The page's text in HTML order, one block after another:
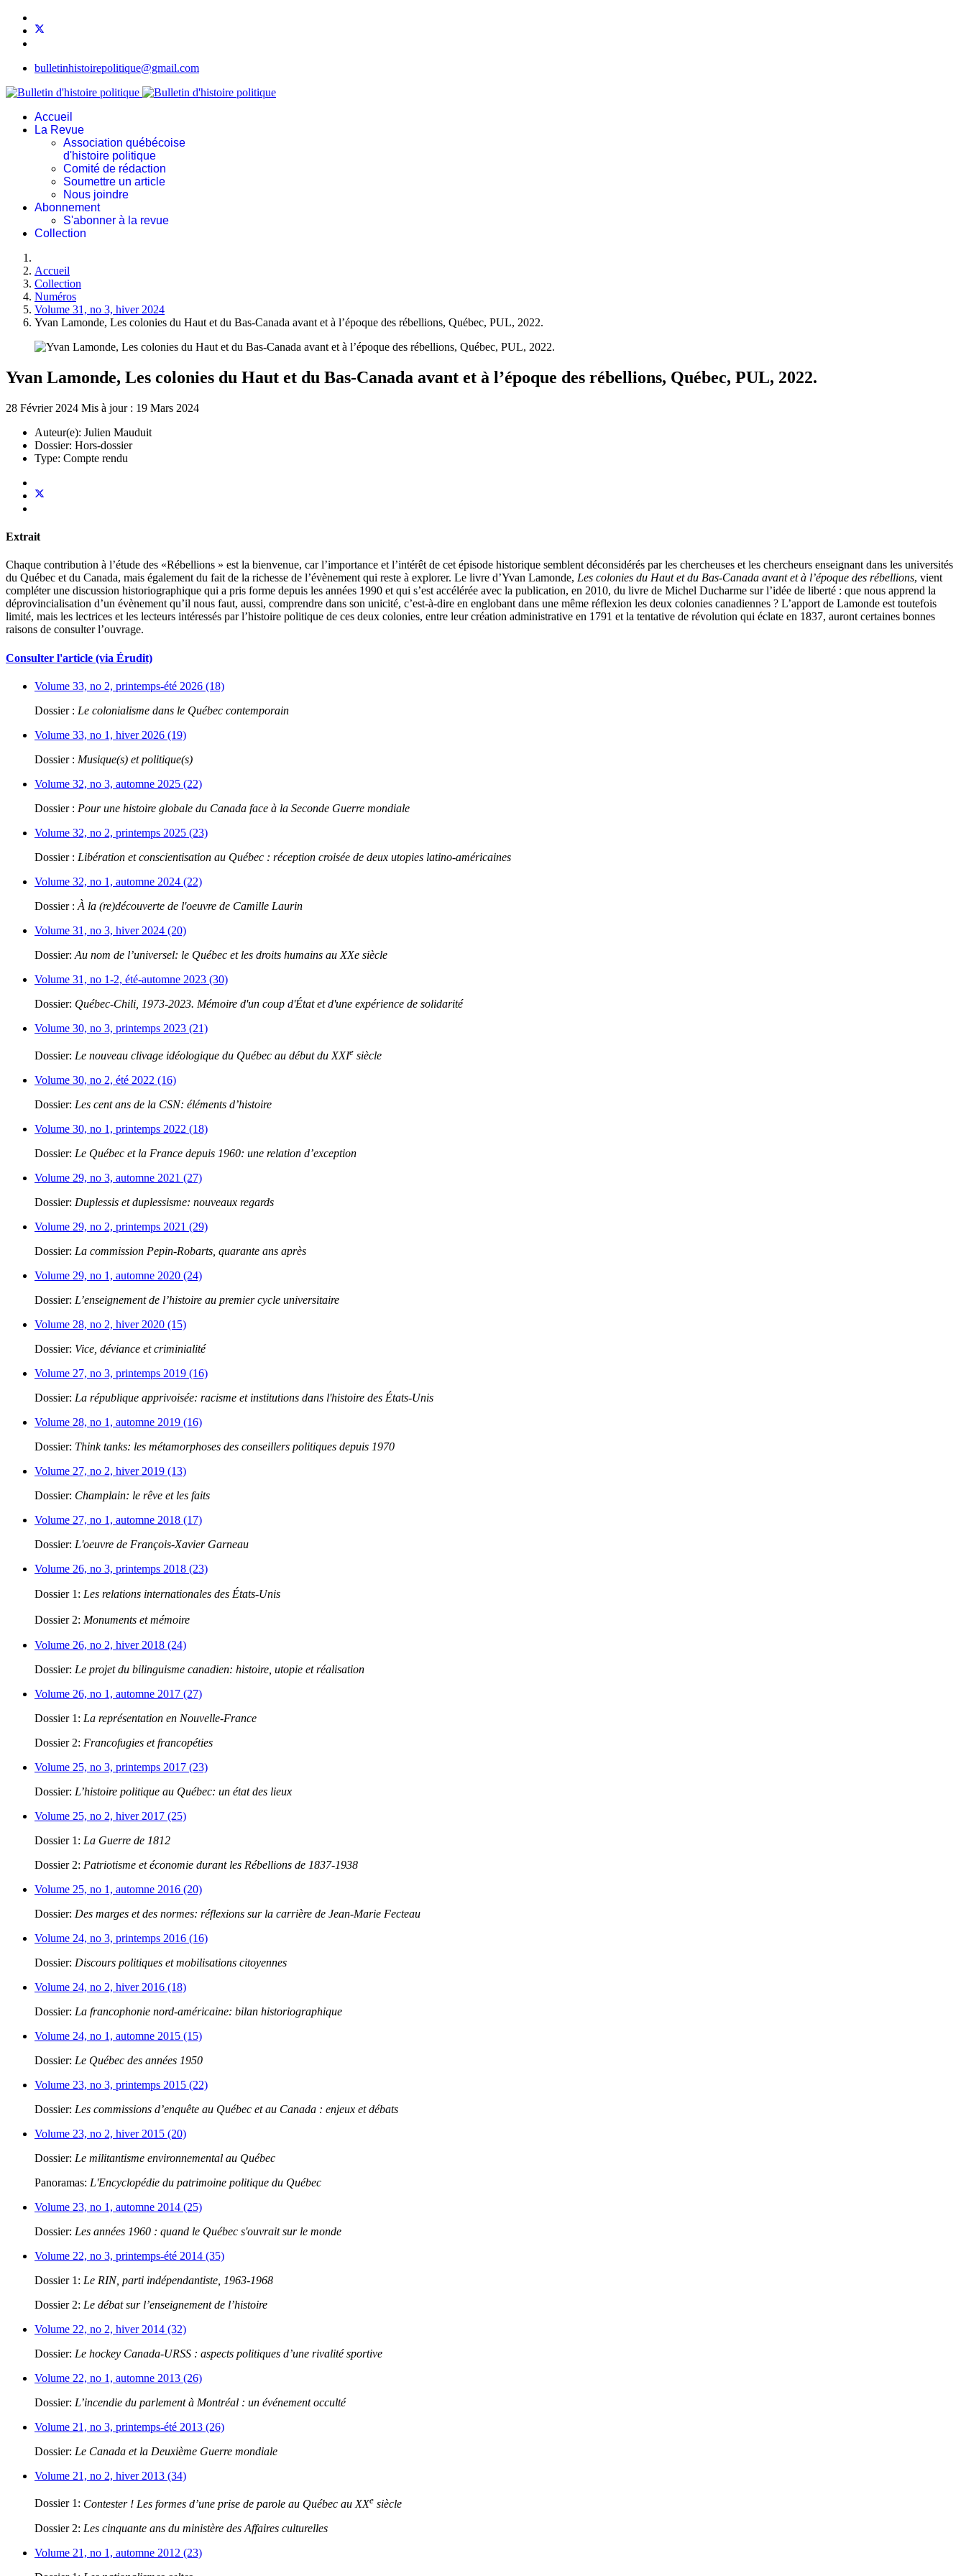
bulletinhistoirepolitique@gmail.com
Accueil
La Revue
Association québécoise
d'histoire politique
Comité de rédaction
Soumettre un article
Nous joindre
Abonnement
S'abonner à la revue
Collection
Accueil
Collection
Numéros
Volume 31, no 3, hiver 2024
Yvan Lamonde, Les colonies du Haut et du Bas-Canada avant et à l’époque des rébellions, Québec, PUL, 2022.
Yvan Lamonde, Les colonies du Haut et du Bas-Canada avant et à l’époque des rébellions, Québec, PUL, 2022.
28 Février 2024 Mis à jour : 19 Mars 2024
Auteur(e): Julien Mauduit
Dossier: Hors-dossier
Type: Compte rendu
Extrait
Chaque contribution à l’étude des «Rébellions » est la bienvenue, car l’importance et l’intérêt de cet épisode historique semblent déconsidérés par les chercheuses et les chercheurs enseignant dans les universités
du Québec et du Canada, mais également du fait de la richesse de l’évènement qui reste à explorer. Le livre d’Yvan Lamonde, Les colonies du Haut et du Bas-Canada avant et à l’époque des rébellions, vient
compléter une discussion historiographique qui a pris forme depuis les années 1990 et qui s’est accélérée avec la publication, en 2010, du livre de Michel Ducharme sur l’idée de liberté : que nous apprend la
déprovincialisation d’un évènement qu’il nous faut, aussi, comprendre dans son unicité, c’est-à-dire en englobant dans une même réflexion les deux colonies canadiennes ? L’apport de Lamonde est toutefois
limité, mais les lectrices et les lecteurs intéressés par l’histoire politique de ces deux colonies, entre leur création administrative en 1791 et la tentative de révolution qui éclate en 1837, auront certaines bonnes
raisons de consulter l’ouvrage.
Consulter l'article (via Érudit)
Volume 33, no 2, printemps-été 2026 (18)
Dossier : Le colonialisme dans le Québec contemporain
Volume 33, no 1, hiver 2026 (19)
Dossier : Musique(s) et politique(s)
Volume 32, no 3, automne 2025 (22)
Dossier : Pour une histoire globale du Canada face à la Seconde Guerre mondiale
Volume 32, no 2, printemps 2025 (23)
Dossier : Libération et conscientisation au Québec : réception croisée de deux utopies latino-américaines
Volume 32, no 1, automne 2024 (22)
Dossier : À la (re)découverte de l'oeuvre de Camille Laurin
Volume 31, no 3, hiver 2024 (20)
Dossier: Au nom de l’universel: le Québec et les droits humains au XXe siècle
Volume 31, no 1-2, été-automne 2023 (30)
Dossier: Québec-Chili, 1973-2023. Mémoire d'un coup d'État et d'une expérience de solidarité
Volume 30, no 3, printemps 2023 (21)
Dossier: Le nouveau clivage idéologique du Québec au début du XXIe siècle
Volume 30, no 2, été 2022 (16)
Dossier: Les cent ans de la CSN: éléments d’histoire
Volume 30, no 1, printemps 2022 (18)
Dossier: Le Québec et la France depuis 1960: une relation d’exception
Volume 29, no 3, automne 2021 (27)
Dossier: Duplessis et duplessisme: nouveaux regards
Volume 29, no 2, printemps 2021 (29)
Dossier: La commission Pepin-Robarts, quarante ans après
Volume 29, no 1, automne 2020 (24)
Dossier: L’enseignement de l’histoire au premier cycle universitaire
Volume 28, no 2, hiver 2020 (15)
Dossier: Vice, déviance et criminialité
Volume 27, no 3, printemps 2019 (16)
Dossier: La république apprivoisée: racisme et institutions dans l'histoire des États-Unis
Volume 28, no 1, automne 2019 (16)
Dossier: Think tanks: les métamorphoses des conseillers politiques depuis 1970
Volume 27, no 2, hiver 2019 (13)
Dossier: Champlain: le rêve et les faits
Volume 27, no 1, automne 2018 (17)
Dossier: L'oeuvre de François-Xavier Garneau
Volume 26, no 3, printemps 2018 (23)
Dossier 1: Les relations internationales des États-Unis
Dossier 2: Monuments et mémoire
Volume 26, no 2, hiver 2018 (24)
Dossier: Le projet du bilinguisme canadien: histoire, utopie et réalisation
Volume 26, no 1, automne 2017 (27)
Dossier 1: La représentation en Nouvelle-France
Dossier 2: Francofugies et francopéties
Volume 25, no 3, printemps 2017 (23)
Dossier: L’histoire politique au Québec: un état des lieux
Volume 25, no 2, hiver 2017 (25)
Dossier 1: La Guerre de 1812
Dossier 2: Patriotisme et économie durant les Rébellions de 1837-1938
Volume 25, no 1, automne 2016 (20)
Dossier: Des marges et des normes: réflexions sur la carrière de Jean-Marie Fecteau
Volume 24, no 3, printemps 2016 (16)
Dossier: Discours politiques et mobilisations citoyennes
Volume 24, no 2, hiver 2016 (18)
Dossier: La francophonie nord-américaine: bilan historiographique
Volume 24, no 1, automne 2015 (15)
Dossier: Le Québec des années 1950
Volume 23, no 3, printemps 2015 (22)
Dossier: Les commissions d’enquête au Québec et au Canada : enjeux et débats
Volume 23, no 2, hiver 2015 (20)
Dossier: Le militantisme environnemental au Québec
Panoramas: L'Encyclopédie du patrimoine politique du Québec
Volume 23, no 1, automne 2014 (25)
Dossier: Les années 1960 : quand le Québec s'ouvrait sur le monde
Volume 22, no 3, printemps-été 2014 (35)
Dossier 1: Le RIN, parti indépendantiste, 1963-1968
Dossier 2: Le débat sur l’enseignement de l’histoire
Volume 22, no 2, hiver 2014 (32)
Dossier: Le hockey Canada-URSS : aspects politiques d’une rivalité sportive
Volume 22, no 1, automne 2013 (26)
Dossier: L’incendie du parlement à Montréal : un événement occulté
Volume 21, no 3, printemps-été 2013 (26)
Dossier: Le Canada et la Deuxième Guerre mondiale
Volume 21, no 2, hiver 2013 (34)
Dossier 1: Contester ! Les formes d’une prise de parole au Québec au XXe siècle
Dossier 2: Les cinquante ans du ministère des Affaires culturelles
Volume 21, no 1, automne 2012 (23)